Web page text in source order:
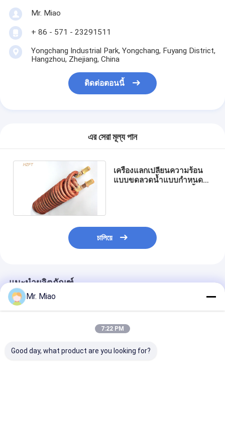
Mr. Miao
+ 86 - 571 - 23291511
Yongchang Industrial Park, Yongchang, Fuyang District,
Hangzhou, Zhejiang, China
ติดต่อตอนนี้
এর সেরা মূল্য পান
เครื่องแลกเปลี่ยนความร้อน
แบบขดลวดน้ำแบบกำหนด
চালিয়ে
แนะนำผลิตภัณฑ์
Mr. Miao
7:22 PM
Good day, what product are you looking for?